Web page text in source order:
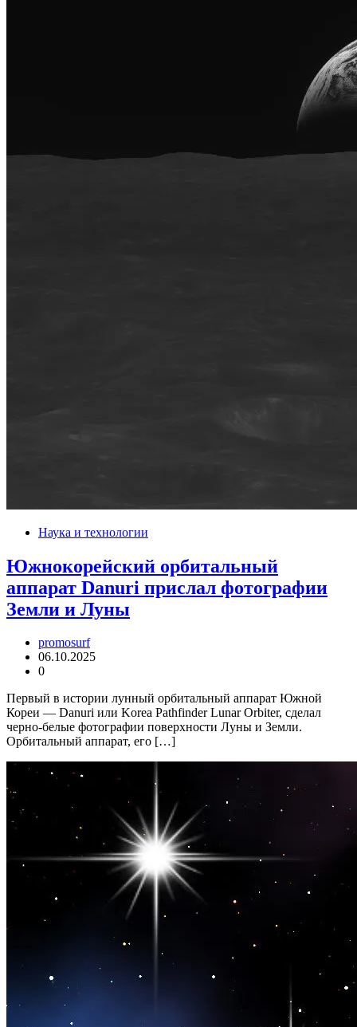
Наука и технологии
Южнокорейский орбитальный
аппарат Danuri прислал фотографии
Земли и Луны
promosurf
06.10.2025
0
Первый в истории лунный орбитальный аппарат Южной
Кореи — Danuri или Korea Pathfinder Lunar Orbiter, сделал
черно-белые фотографии поверхности Луны и Земли.
Орбитальный аппарат, его […]